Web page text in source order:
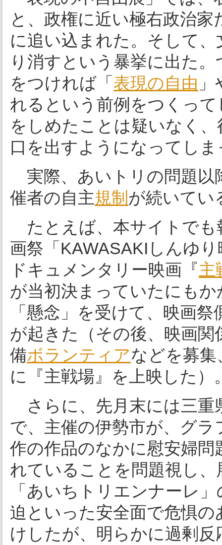
と、政権に近い極右政治
に追い込まれた。そして
り消すという暴挙に出た
をつければ「 表現の自由
れるという前例をつくっ
をしめたことは疑いなく
口を出すようになってしま
実際、あいトリの問題以
催者の自主規制 が続いてい
たとえば、本サイトでも
画祭「KAWASAKIしんゆ
ドキュメンタリー映画『主
が当初決まっていたにも
「懸念」を受けて、映画
が起きた（その後、映画
備ボランティアなどを募
に『主戦場』を上映した）
さらに、先月末には三重
で、主催の伊勢市が、グ
作の作品のなかに慰安婦
れていることを問題視し
「あいちトリエンナーレ
迫といった安全面で危惧
けしたが、明らかに過剰